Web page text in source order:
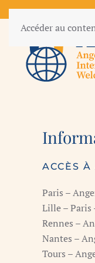
Accéder au
ACCÈS
Paris –
Lille – Paris
Rennes –
Nantes –
Tours –